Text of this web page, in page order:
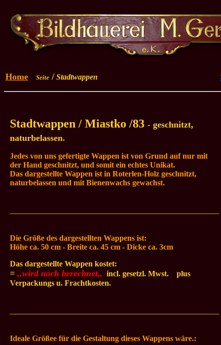
Home Seite / Stadtwappen
Stadtwappen / Miastko /83 - geschnitzt,
naturbelassen.
Jedes von uns gefertigte Wappen ist von Grund auf nur mit
der Hand geschnitzt, und somit ein echtes Unikat.
Das dargestellte Wappen ist in Roterlen-Holz geschnitzt,
naturbelassen und mit Bienenwachs gewachst.
Die Größe des dargestellten Wappens ist:
Höhe ca. 50 cm - Breite ca. 45 cm - Dicke ca. 3cm
Das dargestellte Wappen kostet:
= ,,wird noch berechnet,, incl. gesetzl. Mwst.
plus
Verpackungs u. Frachtkosten.
Ideale Größee für die Gestaltung dieses Wappens wäre.: